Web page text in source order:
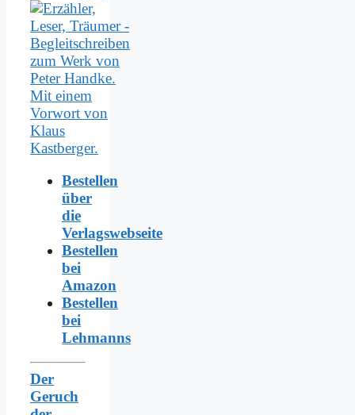
Bestellen
über
die
Verlagswebseite
Bestellen
bei
Amazon
Bestellen
bei
Lehmanns
Der
Geruch